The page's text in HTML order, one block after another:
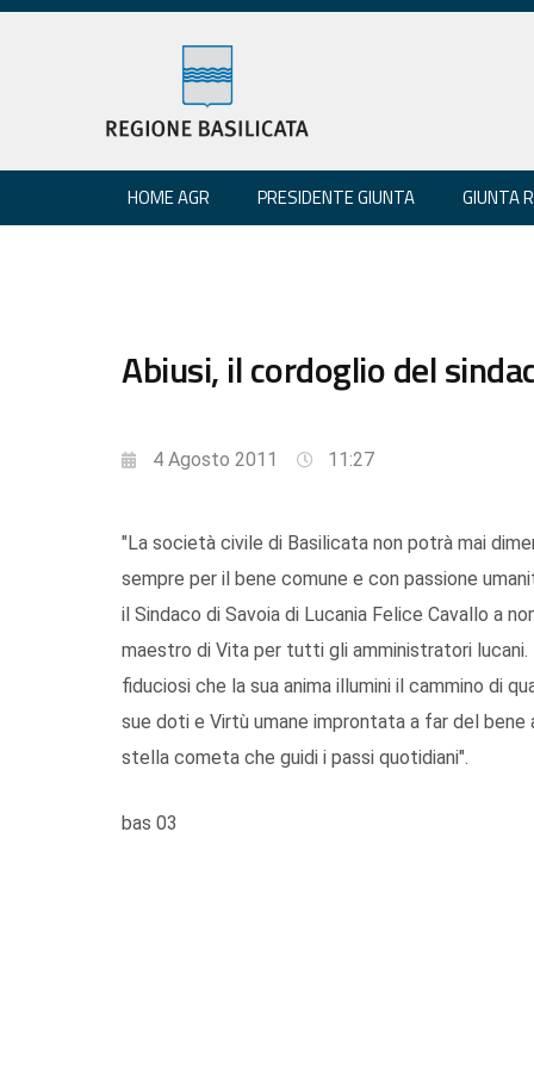
HOME AGR PRESIDENTE GIUNTA GIUNTA
Abiusi, il cordoglio del
4 Agosto 2011 11:27
"La società civile di Basilicata non potrà mai
sempre per il bene comune e con passione
il Sindaco di Savoia di Lucania Felice Cavallo a
maestro di Vita per tutti gli amministratori
fiduciosi che la sua anima illumini il cammino di
sue doti e Virtù umane improntata a far del
stella cometa che guidi i passi quotidiani".
bas 03